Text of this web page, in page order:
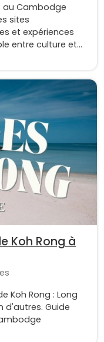
au Cambodge
sites
et expériences
entre culture et
Koh Rong à
Koh Rong : Long
d'autres. Guide